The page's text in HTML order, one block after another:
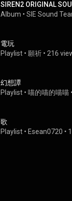
SIREN2 ORIGINAL
Album • SIE Sound
電玩
Playlist • 願祈 • 216
幻想譚
Playlist • 喵的喵的喵喵 •
歌
Playlist • Esean0720 •